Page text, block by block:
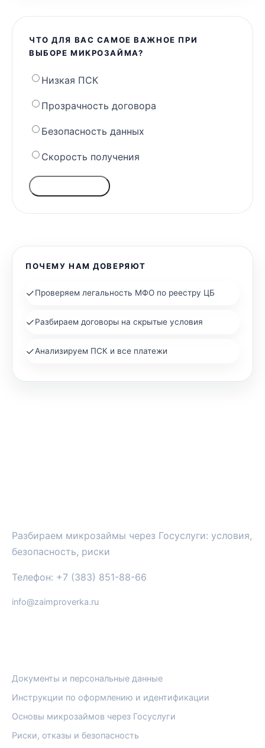
ЧТО ДЛЯ ВАС САМОЕ ВАЖНОЕ ПРИ
ВЫБОРЕ МИКРОЗАЙМА?
Низкая ПСК
Прозрачность договора
Безопасность данных
Скорость получения
ПОЧЕМУ НАМ ДОВЕРЯЮТ
✓Проверяем легальность МФО по реестру ЦБ
✓Разбираем договоры на скрытые условия
✓Анализируем ПСК и все платежи
Разбираем микрозаймы через Госуслуги: условия,
безопасность, риски
Телефон: +7 (383) 851-88-66
info@zaimproverka.ru
Документы и персональные данные
Инструкции по оформлению и идентификации
Основы микрозаймов через Госуслуги
Риски, отказы и безопасность